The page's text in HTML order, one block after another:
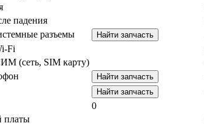
падения
разъемы
Fi
(сеть, SIM карту)
0
платы